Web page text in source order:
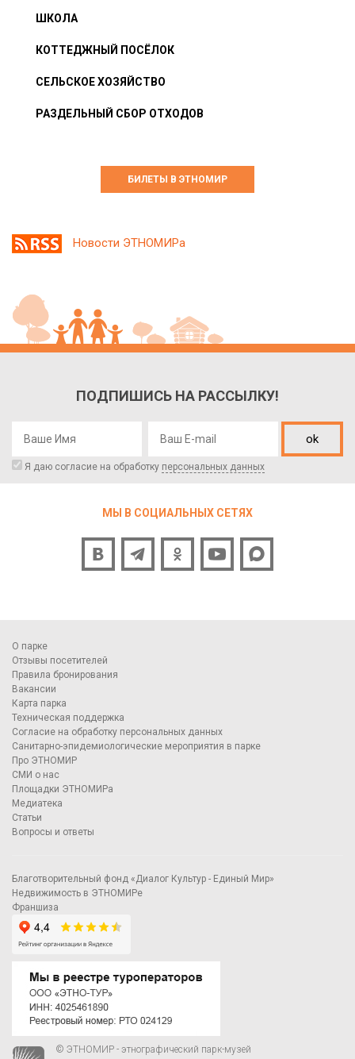
ШКОЛА
КОТТЕДЖНЫЙ ПОСЁЛОК
СЕЛЬСКОЕ ХОЗЯЙСТВО
РАЗДЕЛЬНЫЙ СБОР ОТХОДОВ
БИЛЕТЫ В ЭТНОМИР
Новости ЭТНОМИРа
ПОДПИШИСЬ НА РАССЫЛКУ!
ok
Я даю согласие на обработку персональных данных
МЫ В СОЦИАЛЬНЫХ СЕТЯХ
О парке
Отзывы посетителей
Правила бронирования
Вакансии
Карта парка
Техническая поддержка
Согласие на обработку персональных данных
Санитарно-эпидемиологические мероприятия в парке
Про ЭТНОМИР
СМИ о нас
Площадки ЭТНОМИРа
Медиатека
Статьи
Вопросы и ответы
Благотворительный фонд «Диалог Культур - Единый Мир»
Недвижимость в ЭТНОМИРе
Франшиза
© ЭТНОМИР - этнографический парк-музей